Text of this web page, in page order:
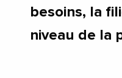
besoins, la
niveau de la